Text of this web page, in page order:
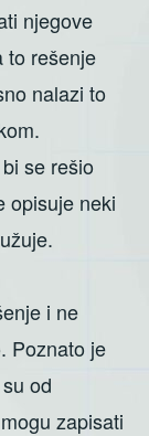
njegove
to rešenje
nalazi to
se rešio
opisuje neki
i ne
Poznato je
od
zapisati